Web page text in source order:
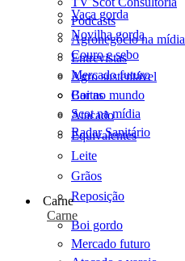
Podcasts
Agronegócio na mídia
Entrevistas
Agro sustentável
Cartas
Scot na mídia
Radar Sanitário
Vaca gorda
Novilha gorda
Couro e sebo
Mercado futuro
Boi no mundo
Atacado
Equivalentes
Leite
Grãos
Reposição
Carne
Carne
Boi gordo
Mercado futuro